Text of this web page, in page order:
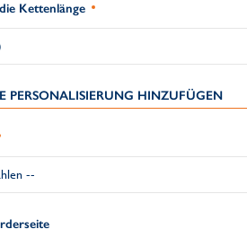
Kettenlänge
PERSONALISIERUNG HINZUFÜGEN